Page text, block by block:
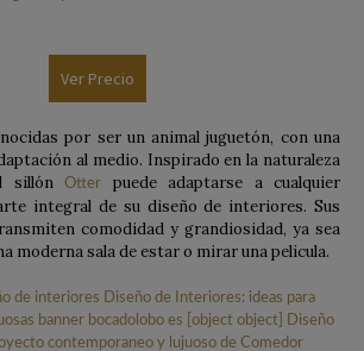
Ver Precio
por ser un animal juguetón, con una
al medio. Inspirado en la naturaleza
sillónOtter
puede adaptarse a cualquier
integral de su diseño de interiores. Sus
comodidad y grandiosidad, ya sea
moderna sala de estar o mirar una pelicula.